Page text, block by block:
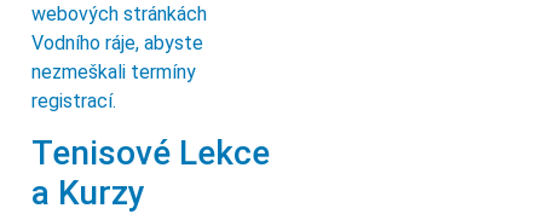
webových stránkách
Vodního ráje, abyste
nezmeškali termíny
registrací.
Tenisové Lekce
a Kurzy